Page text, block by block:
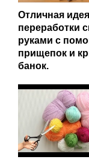
Отличная
переработки
руками с
прищепок и
банок.